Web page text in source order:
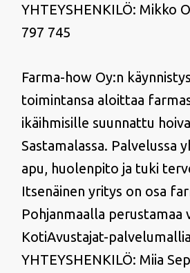
YHTEYSHENKILÖ: Mikko
797 745
Farma-how Oy:n
toimintansa aloittaa
ikäihmisille suunnattu
Sastamalassa. Palvelussa
apu, huolenpito ja tuki
Itsenäinen yritys on osa
Pohjanmaalla perustamaa
KotiAvustajat-
YHTEYSHENKILÖ: Miia